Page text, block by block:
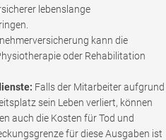
lebenslange
kann die
oder Rehabilitation
Falls der Mitarbeiter aufgrund
sein Leben verliert, können
auch die Kosten für Tod und
für diese Ausgaben ist